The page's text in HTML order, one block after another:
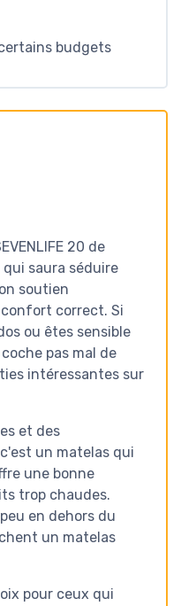
budgets
20 de
saura séduire
soutien
correct. Si
ou êtes sensible
pas mal de
intéressantes sur
et des
un matelas qui
une bonne
trop chaudes.
en dehors du
un matelas
pour ceux qui